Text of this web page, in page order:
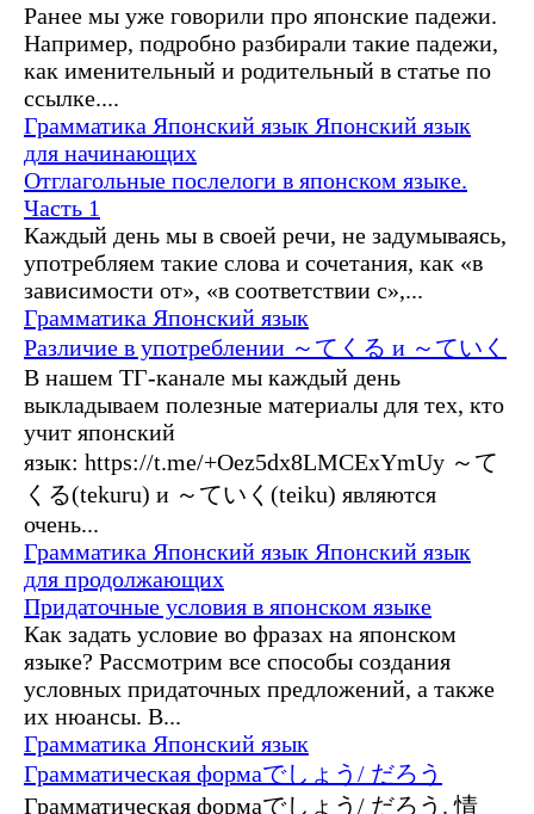
Ранее мы уже говорили про японские падежи.
Например, подробно разбирали такие падежи,
как именительный и родительный в статье по
ссылке....
Грамматика Японский язык Японский язык
для начинающих
Отглагольные послелоги в японском языке.
Часть 1
Каждый день мы в своей речи, не задумываясь,
употребляем такие слова и сочетания, как «в
зависимости от», «в соответствии с»,...
Грамматика Японский язык
Различие в употреблении ～てくる и ～ていく
В нашем ТГ-канале мы каждый день
выкладываем полезные материалы для тех, кто
учит японский
язык: https://t.me/+Oez5dx8LMCExYmUy ～て
くる(tekuru) и ～ていく(teiku) являются
очень...
Грамматика Японский язык Японский язык
для продолжающих
Придаточные условия в японском языке
Как задать условие во фразах на японском
языке? Рассмотрим все способы создания
условных придаточных предложений, а также
их нюансы. В...
Грамматика Японский язык
Грамматическая формаでしょう/ だろう
Грамматическая формаでしょう/ だろう. 情